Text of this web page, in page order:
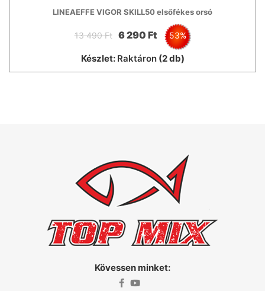
LINEAEFFE VIGOR SKILL50 elsőfékes orsó
13 490 Ft 6 290 Ft 53%
Készlet: Raktáron(2 db)
Kövessen minket: